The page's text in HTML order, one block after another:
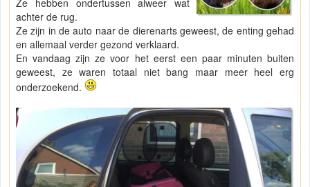
Ze hebben ondertussen alweer wat
achter de rug.
Ze zijn in de auto naar de dierenarts geweest, de enting gehad
en allemaal verder gezond verklaard.
En vandaag zijn ze voor het eerst een paar minuten buiten
geweest, ze waren totaal niet bang maar meer heel erg
onderzoekend.